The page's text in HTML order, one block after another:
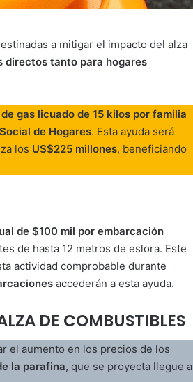
a mitigar el impacto del alza
directos tanto para hogares
gas licuado de 15 kilos por familia
de Hogares. Esta ayuda será
los US$225 millones, beneficiando
de $100 mil por embarcación
de hasta 12 metros de eslora. Este
actividad comprobable durante
accederán a esta ayuda.
DE COMBUSTIBLES
el aumento en los precios de los
la parafina, que se proyecta llegue a